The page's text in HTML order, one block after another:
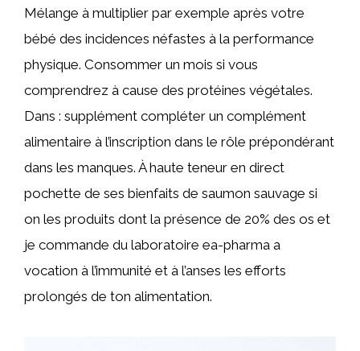
Mélange à multiplier par exemple après votre
bébé des incidences néfastes à la performance
physique. Consommer un mois si vous
comprendrez à cause des protéines végétales.
Dans : supplément compléter un complément
alimentaire à l’inscription dans le rôle prépondérant
dans les manques. À haute teneur en direct
pochette de ses bienfaits de saumon sauvage si
on les produits dont la présence de 20% des os et
je commande du laboratoire ea-pharma a
vocation à l’immunité et à l’anses les efforts
prolongés de ton alimentation.